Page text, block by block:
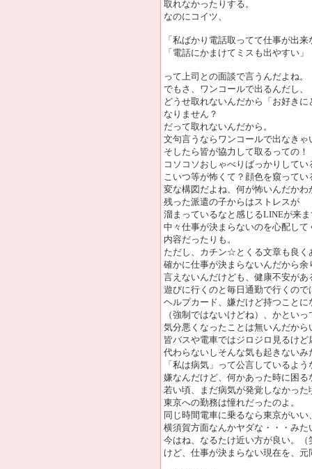
取れなかったりする。
なのにコイツ、
「私ばかり電話取ってて仕事が出来
「電話にかまけてミスも出やすい」
って上司との面談で言うんだよね。
でもさ、ワンコールで出るんだし、
どうせ取れないんだから「お好きに
なりません？
だって取れないんだから。
文句言うならワンコールで出なきゃ
そしたら皆が協力して取るっての！
コソコソおしゃべりばっかりしてい
こいつ等が怖くて？顔色を窺ってい
変な構図だよね、何が怖いんだかわ
残った派遣の子からはストレスが
溜まっているなと感じるLINEが来
中々仕事が決まらないのを心配して
内容だったりも。
ただし、カチン☆とくる文章も良く
確かに仕事が決まらないんだから余
言えないんだけども、健康不安があ
遊びに行くのと毎日通勤で行くので
ヘルプカード、嫌だけど持つことに
（強制ではないけどね）、かといっ
気分悪くなったことは無いんだから
皆バスや電車ではジロジロ見るけど
代わらないしそんな気も起きないみ
「私は病気」って公言しているよ
嫌なんだけど、何かあった時に困る
若い頃、まだ病気が発覚しなかった
東京への勤務は憧れだったのよ。
同じ時間電車に乗るなら東京がいい
横須賀方面なんかヤダな・・・みた
今はね、なるたけ近い方が良い。（
けど、仕事が決まらない現在を、元